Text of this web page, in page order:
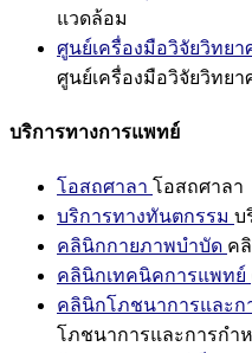
แวดล้อม
ศูนย์เครื่องมือวิจัยวิทยา
ศูนย์เครื่องมือวิจัยวิทยา
บริการทางการแพทย์
โอสถศาลา โอสถศาลา
บริการทางทันตกรรม บ
คลินิกกายภาพบำบัด ค
คลินิกเทคนิคการแพทย์
คลินิกโภชนาการและก
โภชนาการและการกำ